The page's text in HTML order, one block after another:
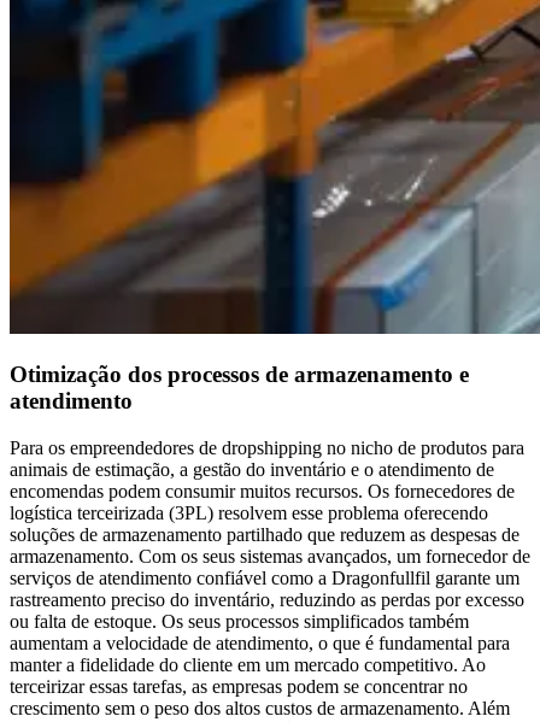
Otimização dos processos de armazenamento e
atendimento
Para os empreendedores de dropshipping no nicho de produtos para
animais de estimação, a gestão do inventário e o atendimento de
encomendas podem consumir muitos recursos. Os fornecedores de
logística terceirizada (3PL) resolvem esse problema oferecendo
soluções de armazenamento partilhado que reduzem as despesas de
armazenamento. Com os seus sistemas avançados, um fornecedor de
serviços de atendimento confiável como a Dragonfullfil garante um
rastreamento preciso do inventário, reduzindo as perdas por excesso
ou falta de estoque. Os seus processos simplificados também
aumentam a velocidade de atendimento, o que é fundamental para
manter a fidelidade do cliente em um mercado competitivo. Ao
terceirizar essas tarefas, as empresas podem se concentrar no
crescimento sem o peso dos altos custos de armazenamento. Além